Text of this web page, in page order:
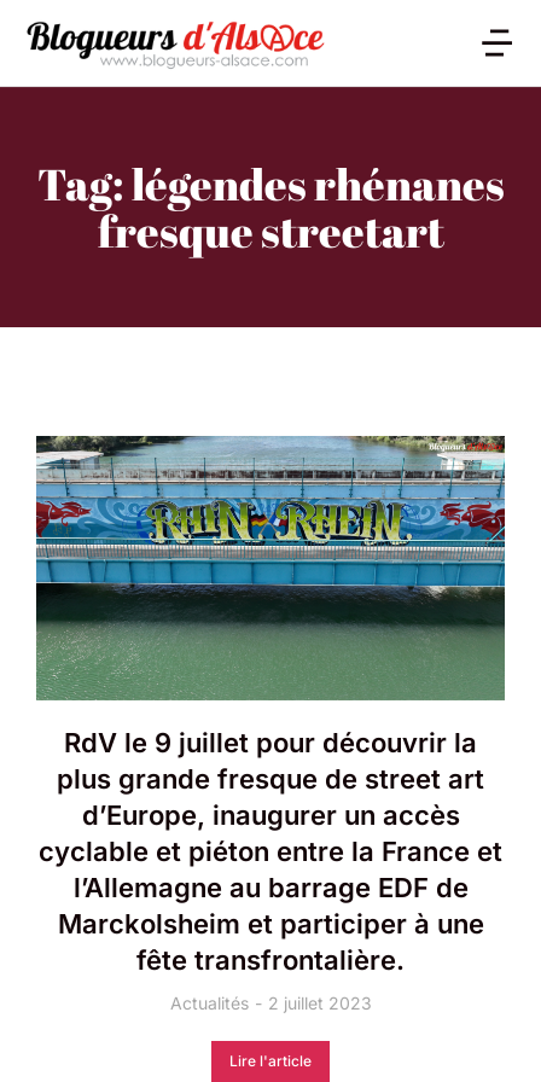
Tag: légendes rhénanes
fresque streetart
RdV le 9 juillet pour découvrir la
plus grande fresque de street art
d’Europe, inaugurer un accès
cyclable et piéton entre la France et
l’Allemagne au barrage EDF de
Marckolsheim et participer à une
fête transfrontalière.
Actualités 2 juillet 2023
Lire l'article